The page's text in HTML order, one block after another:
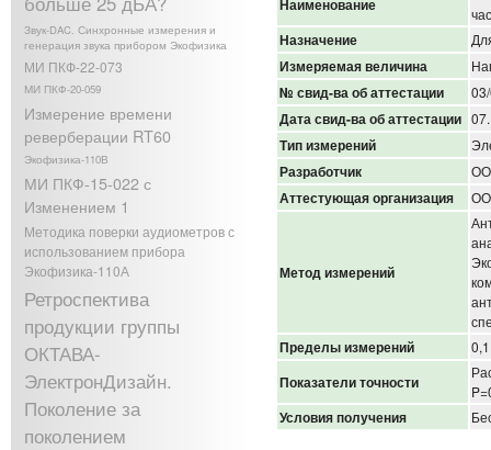
Наименование
Назначение
Измеряемая величина
№ свид-ва об аттестации
Дата свид-ва об аттестации
Тип измерений
Разработчик
Аттестующая организация
Метод измерений
Пределы измерений
Показатели точности
Условия получения
Звук-DAC. Синхронные измерения и
генерация звука прибором Экофизика
МИ ПКФ-22-073
МИ ПКФ-20-059
Измерение времени
реверберации RT60
Экофизика-110В
МИ ПКФ-15-022 с
Изменением 1
Методика поверки аудиометров с
использованием прибора
Экофизика-110А
Ретроспектива
продукции группы
ОКТАВА-
ЭлектронДизайн.
Поколение за
поколением